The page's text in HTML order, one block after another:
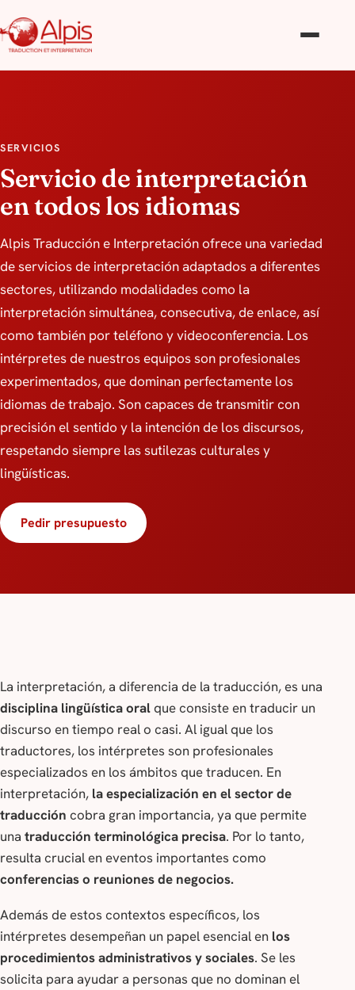
SERVICIOS
Servicio de interpretación
en todos los idiomas
Alpis Traducción e Interpretación ofrece una variedad
de servicios de interpretación adaptados a diferentes
sectores, utilizando modalidades como la
interpretación simultánea, consecutiva, de enlace, así
como también por teléfono y videoconferencia. Los
intérpretes de nuestros equipos son profesionales
experimentados, que dominan perfectamente los
idiomas de trabajo. Son capaces de transmitir con
precisión el sentido y la intención de los discursos,
respetando siempre las sutilezas culturales y
lingüísticas.
Pedir presupuesto
La interpretación, a diferencia de la traducción, es una
disciplina lingüística oralque consiste en traducir un
discurso en tiempo real o casi. Al igual que los
traductores, los intérpretes son profesionales
especializados en los ámbitos que traducen. En
interpretación, la especialización en el sector de
traducción cobra gran importancia, ya que permite
una traducción terminológica precisa. Por lo tanto,
resulta crucial en eventos importantes como
conferencias o reuniones de negocios.
Además de estos contextos específicos, los
intérpretes desempeñan un papel esencial en los
procedimientos administrativos y sociales. Se les
solicita para ayudar a personas que no dominan el